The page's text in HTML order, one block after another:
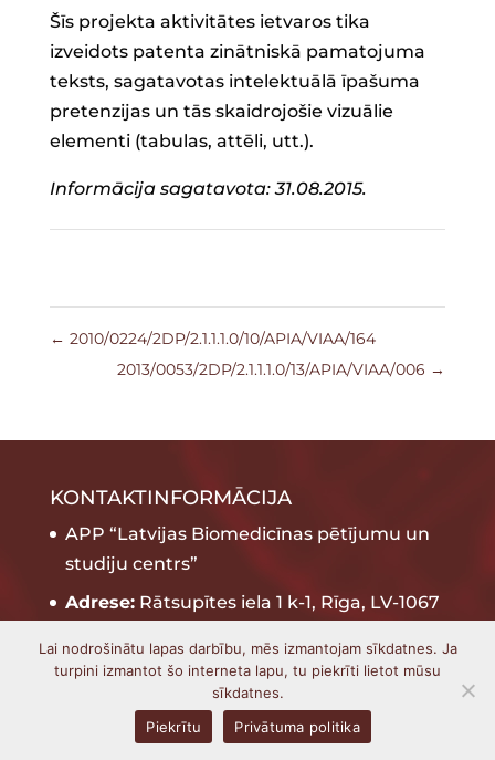
Šīs projekta aktivitātes ietvaros tika
izveidots patenta zinātniskā pamatojuma
teksts, sagatavotas intelektuālā īpašuma
pretenzijas un tās skaidrojošie vizuālie
elementi (tabulas, attēli, utt.).
Informācija sagatavota: 31.08.2015.
← 2010/0224/2DP/2.1.1.1.0/10/APIA/VIAA/164
2013/0053/2DP/2.1.1.1.0/13/APIA/VIAA/006 →
KONTAKTINFORMĀCIJA
APP “Latvijas Biomedicīnas pētījumu un
studiju centrs”
Adrese:Rātsupītes iela 1 k-1, Rīga, LV-1067
E-pasts:bmc@biomed.lu.lv
Tel.: +371 67808200
+371 67442407
Lai nodrošinātu lapas darbību, mēs izmantojam sīkdatnes. Ja
turpini izmantot šo interneta lapu, tu piekrīti lietot mūsu
sīkdatnes.
Piekrītu
Privātuma politika